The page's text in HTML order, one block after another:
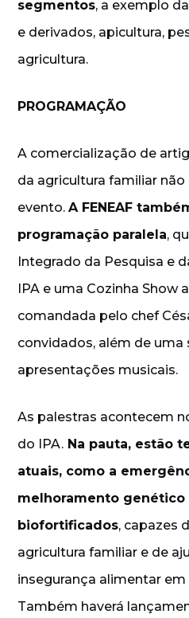
segmentos, a exemplo
e derivados, apicultura,
agricultura.
PROGRAMAÇÃO
A comercialização de
da agricultura familiar
evento.A FENEAF
programação paralela,
Integrado da Pesquisa e
IPA e uma Cozinha Show
comandada pelo chef
convidados, além de uma
apresentações musicais.
As palestras acontecem
do IPA. Na pauta, estão
atuais, como a
melhoramento genético
biofortificados, capazes
agricultura familiar e de
insegurança alimentar
Também haverá